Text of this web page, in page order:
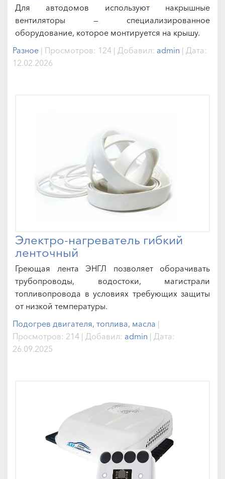
Для автодомов используют накрышные
вентиляторы — специализированное
оборудование, которое монтируется на крышу.
Разное | Просмотров: 124 | Добавил: admin | Дата:
12.02.2026
Электро-нагреватель гибкий
ленточный
Греющая лента ЭНГЛ позволяет оборачивать
трубопроводы, водостоки, магистрали
топливопровода в условиях требующих защиты
от низкой температуры.
Подогрев двигателя, топлива, масла |
Просмотров: 214 | Добавил: admin | Дата:
26.09.2025